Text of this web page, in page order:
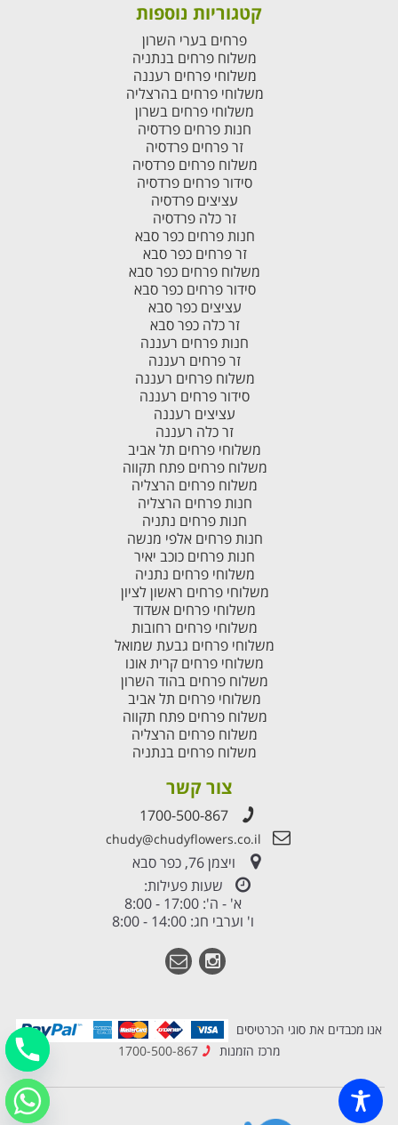
קטגוריות נוספות
פרחים בערי השרון
משלוח פרחים בנתניה
משלוחי פרחים רעננה
משלוחי פרחים בהרצליה
משלוחי פרחים בשרון
חנות פרחים פרדסיה
זר פרחים פרדסיה
משלוח פרחים פרדסיה
סידור פרחים פרדסיה
עציצים פרדסיה
זר כלה פרדסיה
חנות פרחים כפר סבא
זר פרחים כפר סבא
משלוח פרחים כפר סבא
סידור פרחים כפר סבא
עציצים כפר סבא
זר כלה כפר סבא
חנות פרחים רעננה
זר פרחים רעננה
משלוח פרחים רעננה
סידור פרחים רעננה
עציצים רעננה
זר כלה רעננה
משלוחי פרחים תל אביב
משלוח פרחים פתח תקווה
משלוח פרחים הרצליה
חנות פרחים הרצליה
חנות פרחים נתניה
חנות פרחים אלפי מנשה
חנות פרחים כוכב יאיר
משלוחי פרחים נתניה
משלוחי פרחים ראשון לציון
משלוחי פרחים אשדוד
משלוחי פרחים רחובות
משלוחי פרחים גבעת שמואל
משלוחי פרחים קרית אונו
משלוח פרחים בהוד השרון
משלוחי פרחים תל אביב
משלוח פרחים פתח תקווה
משלוח פרחים הרצליה
משלוח פרחים בנתניה
צור קשר
1700-500-867
chudy@chudyflowers.co.il
ויצמן 76, כפר סבא
שעות פעילות:
א' - ה': 17:00 - 8:00
ו' וערבי חג: 14:00 - 8:00
אנו מכבדים את סוגי הכרטיסים
מרכז הזמנות